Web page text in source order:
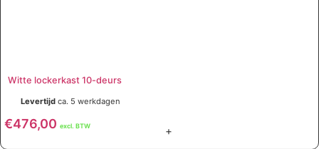
Witte lockerkast 10-deurs
Levertijdca. 5 werkdagen
€476,00 excl. BTW +